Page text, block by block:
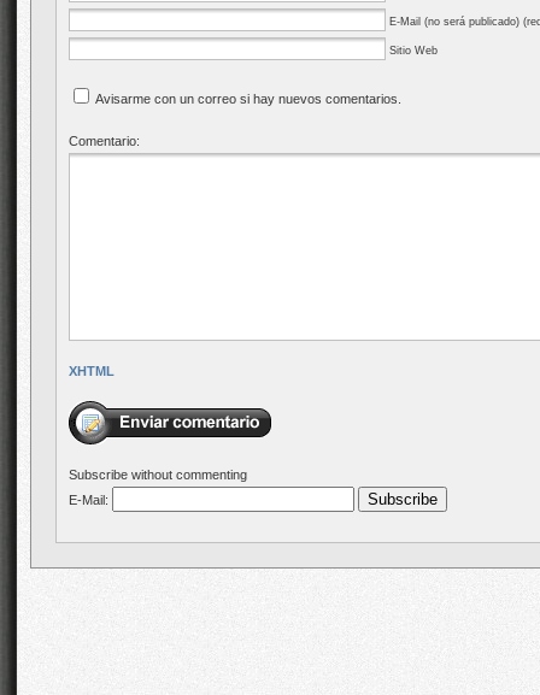
E-Mail (no será publicado)
Sitio Web
Avisarme con un correo si hay nuevos comentarios.
Comentario:
XHTML
Subscribe without commenting
E-Mail: